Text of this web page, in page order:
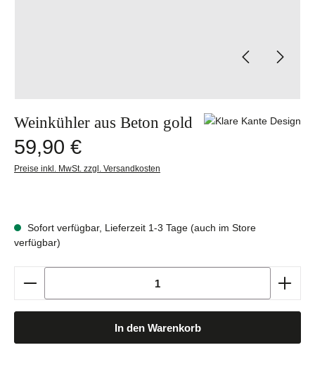
Weinkühler aus Beton gold
Regulärer Preis:
59,90 €
Preise inkl. MwSt. zzgl. Versandkosten
Sofort verfügbar, Lieferzeit 1-3 Tage (auch im Store
verfügbar)
Produkt Anzahl: Gib den gewünschten Wert ein
In den Warenkorb